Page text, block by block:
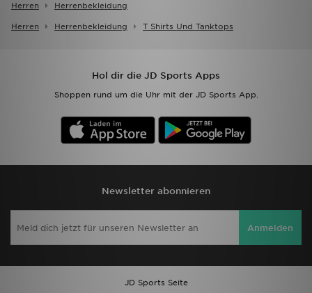
Herren Herrenbekleidung
Herren Herrenbekleidung T Shirts Und Tanktops
Hol dir die JD Sports Apps
Shoppen rund um die Uhr mit der JD Sports App.
Newsletter abonnieren
Anmelden
JD Sports Seite